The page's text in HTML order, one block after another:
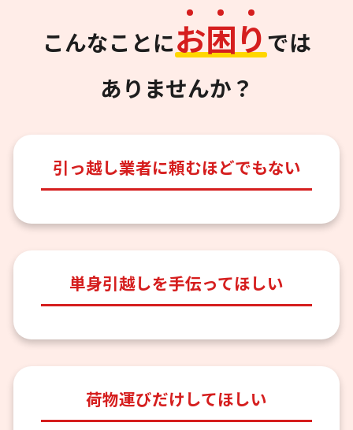
こんなことにお困り では
ありませんか？
引っ越し業者に頼むほどでもない
単身引越しを手伝ってほしい
荷物運びだけしてほしい